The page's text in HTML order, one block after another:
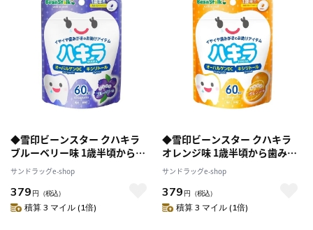
◆雪印ビーンスター クハキラ
ブルーベリー味 1歳半頃から歯
みがきのお助け 60粒入 45g
サンドラッグe-shop
379 円 （税込）
積算 3 マイル (1倍)
◆雪印ビーンスター クハキラ
オレンジ味 1歳半頃から歯みが
きのお助け 60粒入 45g
サンドラッグe-shop
379 円 （税込）
積算 3 マイル (1倍)